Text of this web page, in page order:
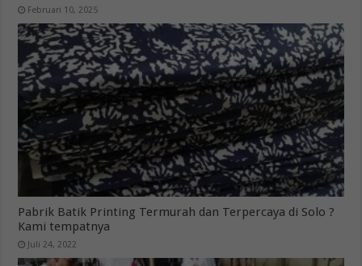
Februari 10, 2025
Pabrik Batik Printing Termurah dan Terpercaya di Solo ?
Kami tempatnya
Juli 24, 2022